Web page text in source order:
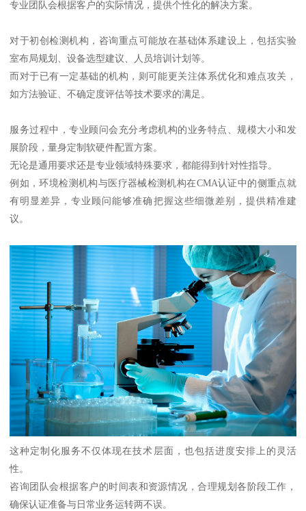
专业团队会根据客户的实际情况，提供个性化的解决方案。
对于初创检测机构，咨询重点可能放在基础体系建设上，包括实验
室布局规划、设备选型建议、人员培训计划等。
而对于已有一定基础的机构，则可能更关注体系优化和难点攻关，
如方法验证、不确定度评估等技术要求的满足。
服务过程中，专业顾问会充分考虑机构的业务特点、规模大小和发
展阶段，量身定制软硬件配置方案。
无论是通用要求还是专业领域特殊要求，都能得到针对性指导。
例如，环境检测机构与医疗器械检测机构在CMA认证中的侧重点就
有明显差异，专业顾问能够准确把握这些细微差别，提供精准建
议。
这种定制化服务不仅体现在技术层面，也包括进度安排上的灵活
性。
咨询团队会根据客户的时间表和资源情况，合理规划各阶段工作，
确保认证准备与日常业务运转两不误。